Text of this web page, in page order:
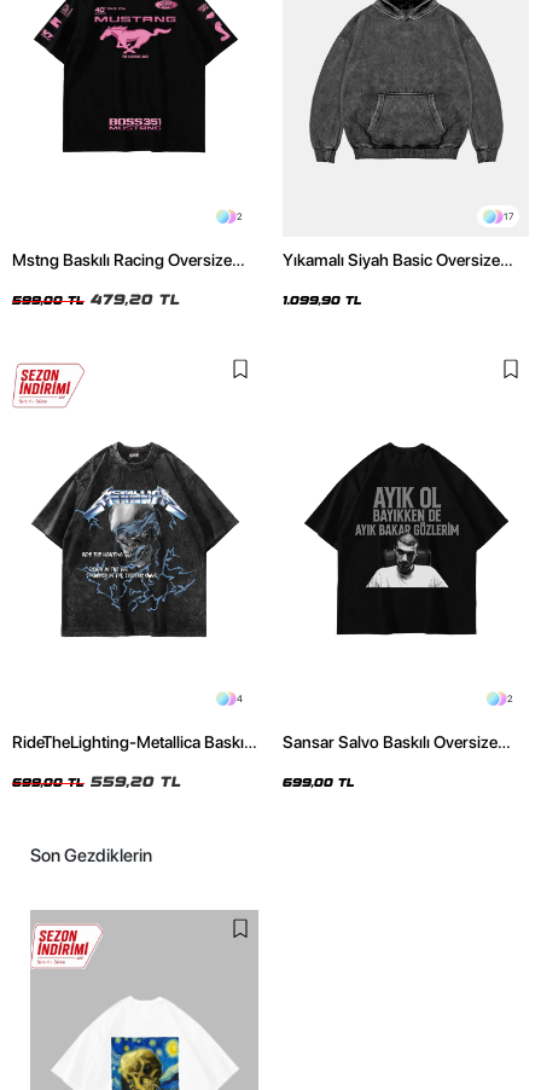
2
Mstng Baskılı Racing Oversize
599,00 TL 479,20 TL
17
Yıkamalı Siyah Basic Oversize
1.099,90 TL
4
RideTheLighting-Metallica Baskılı
Tshirt
699,00 TL 559,20 TL
2
Sansar Salvo Baskılı Oversize
699,00 TL
Son Gezdiklerin